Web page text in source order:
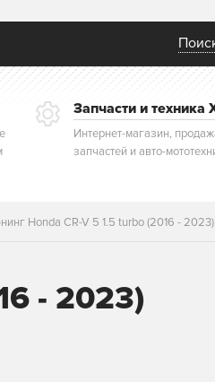
Запчасти и техника
Интернет-магазин,
запчастей и авто-
Honda CR-V 5 1.5 turbo (2016 - 2023)
- 2023)